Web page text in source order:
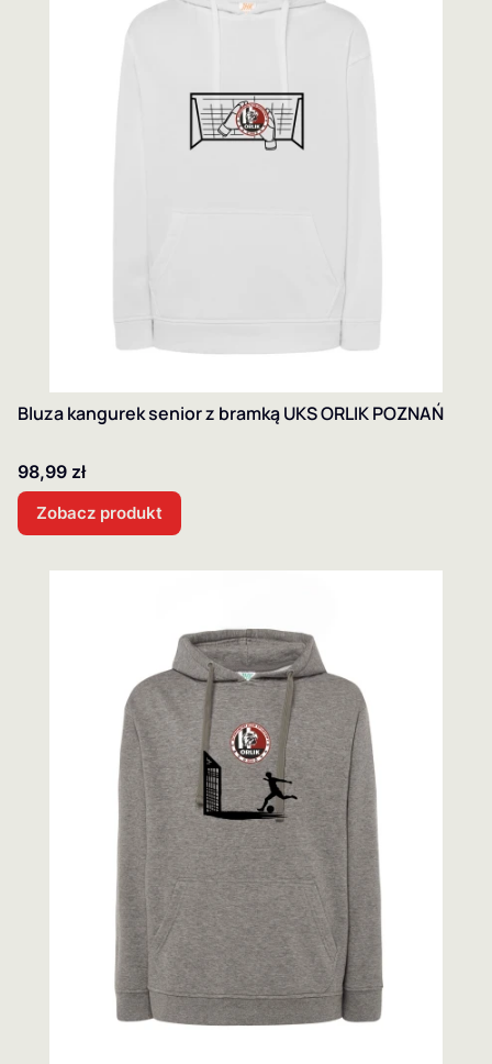
Bluza kangurek senior z bramką UKS ORLIK POZNAŃ
Cena
98,99 zł
Zobacz produkt